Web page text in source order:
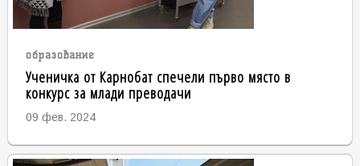
образование
Ученичка от Карнобат спечели първо място в
конкурс за млади преводачи
09 фев. 2024